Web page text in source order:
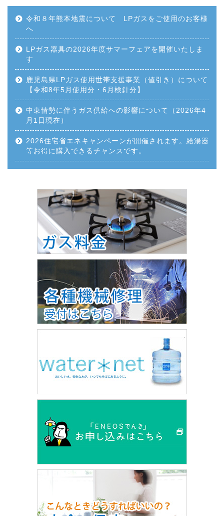
令和８年熊本地震について LPガスをご使用のお客様
へ
LPガス器具の2026年度サマーフェアを開催いたしま
す
鹿児島県LPガス使用世帯支援事業（値引き）について
【令和8年5月使用分・6月検針分】
中東情勢に伴うガス供給への影響について（2026年4
月1日現在）
2026住宅省エネキャンペーンが開催されます。給湯器
等お得に購入できるチャンスです。